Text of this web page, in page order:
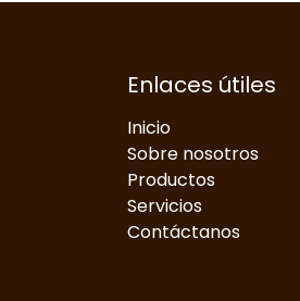
Enlaces útiles
Inicio
Sobre nosotros
Productos
Servicios
Contáctanos